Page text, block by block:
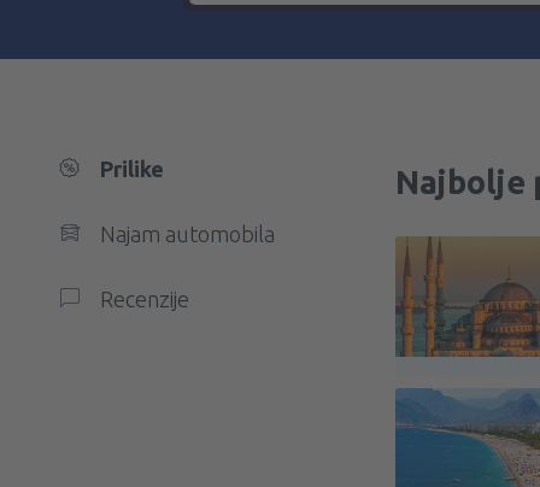
Prilike
Najam automobila
Recenzije
Najbolje